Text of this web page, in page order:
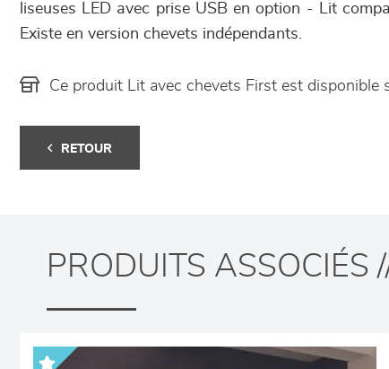
liseuses LED avec prise USB en option - Lit
Existe en version chevets indépendants.
Ce produit Lit avec chevets First est disponible
RETOUR
PRODUITS ASSOCIÉS